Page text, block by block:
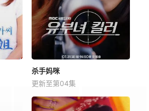
杀手妈咪
更新至第04集